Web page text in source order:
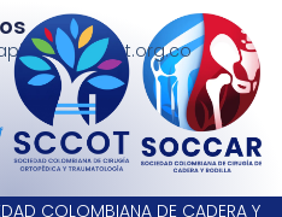
COLOMBIANA DE CADERA Y